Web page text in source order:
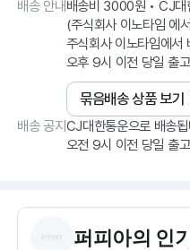
배송 안내배송비 3000원 • CJ대
(주식회사 이노타임 에
주식회사 이노타임에서
오후 9시 이전 당일 출
묶음배송 상품 보기
배송 공지 CJ대한통운으로 배송
오전 9시 이전 당일 출
퍼피아의 인